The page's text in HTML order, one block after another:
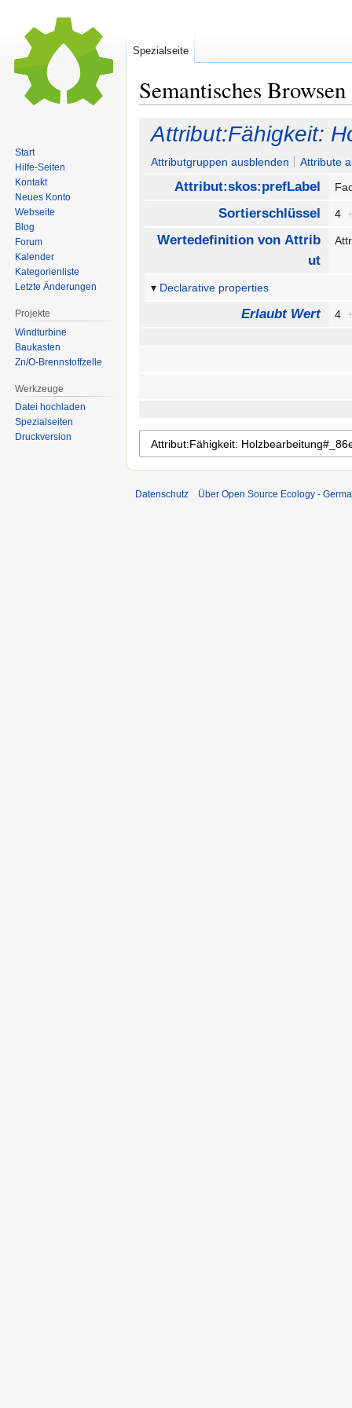
Semantisches Browsen
Navigation
springen
Suche
springen
Attribut:Fähigkeit:
Attributgruppen ausblenden Attribute
Attribut:skos:prefLabel
Sortierschlüssel 4
Wertedefinition von Attrib
ut
Declarative properties
Erlaubt Wert 4
Spezialseite
Start
Hilfe-Seiten
Kontakt
Neues Konto
Webseite
Blog
Forum
Kalender
Kategorienliste
Letzte Änderungen
Projekte
Windturbine
Baukasten
Zn/O-Brennstoffzelle
Werkzeuge
Datei hochladen
Spezialseiten
Druckversion
Datenschutz Über Open Source Ecology -